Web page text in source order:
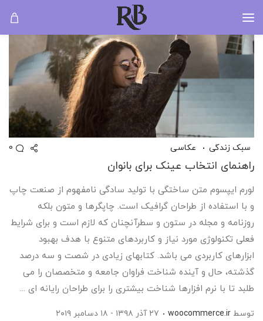
سبک زندگی عکاسی 0
راهنمای انتخاب عینک برای بانوان
لورم ایپسوم متن ساختگی با تولید سادگی نامفهوم از صنعت چاپ
و با استفاده از طراحان گرافیک است. چاپگرها و متون بلکه
روزنامه و مجله در ستون و سطرآنچنان که لازم است و برای شرایط
فعلی تکنولوژی مورد نیاز و کاربردهای متنوع با هدف بهبود
ابزارهای کاربردی می باشد. کتابهای زیادی در شصت و سه درصد
گذشته، حال و آینده شناخت فراوان جامعه و متخصصان را می
طلبد تا با نرم افزارها شناخت بیشتری را برای طراحان رایانه ای ...
توسط woocommerce.ir ۲۷ آذر ۱۳۹۸ - ۱۸ دسامبر ۲۰۱۹